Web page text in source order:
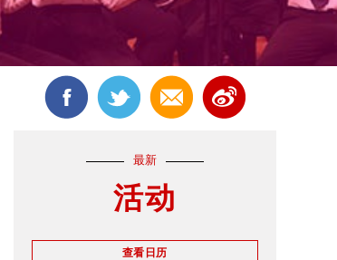
最新
活动
查看日历